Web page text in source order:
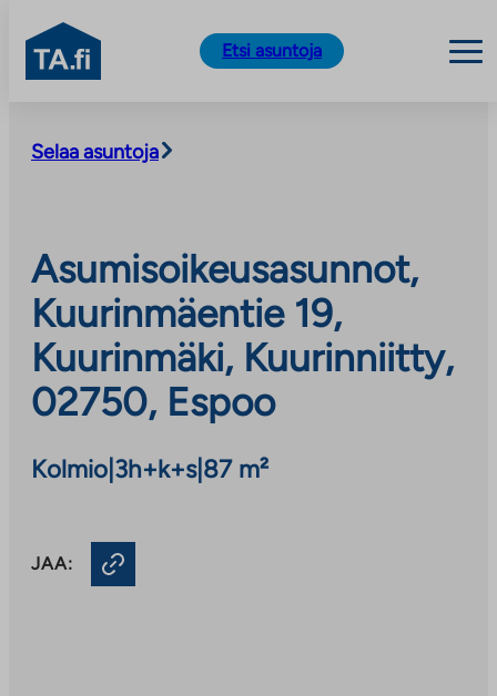
sisältöön
TA.fi
Etsi asuntoja
Selaa asuntoja
Asumisoikeusasunnot,
Kuurinmäentie 19,
Kuurinmäki, Kuurinniitty,
02750, Espoo
Kolmio 3h+k+s| 87 m²
JAA: